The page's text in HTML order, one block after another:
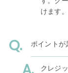
けます。
ポイントが
クレジ